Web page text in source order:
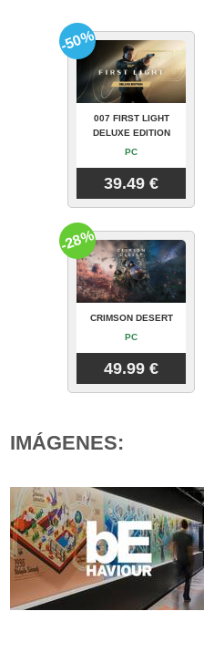
007 FIRST LIGHT
DELUXE EDITION
PC
39.49 €
-50%
CRIMSON DESERT
PC
49.99 €
-28%
IMÁGENES: